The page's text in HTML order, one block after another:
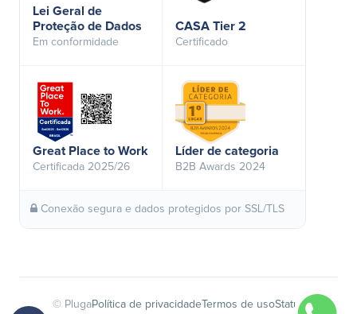
Lei Geral de
Proteção de Dados
Em conformidade
CASA Tier 2
Certificado
Great Place to Work
Certificada 2025/26
Líder de categoria
B2B Awards 2024
Conexão segura e dados protegidos por SSL/TLS
© PlugaPolítica de privacidadeTermos de usoStatus